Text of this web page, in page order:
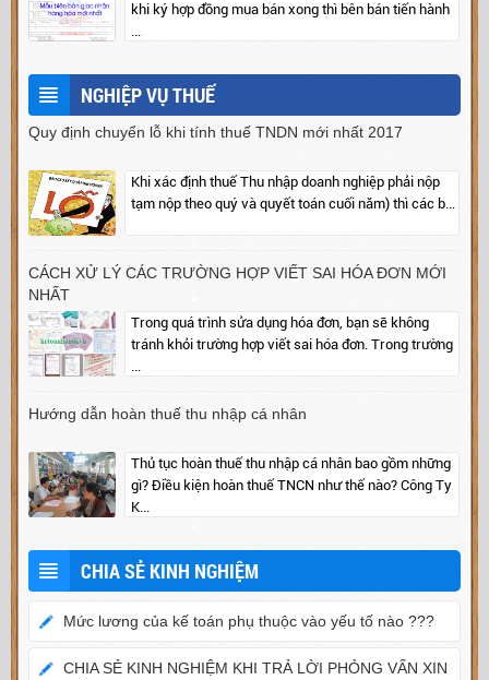
khi ký hợp đồng mua bán xong thì bên bán tiến hành
...
NGHIỆP VỤ THUẾ
Quy định chuyển lỗ khi tính thuế TNDN mới nhất 2017
Khi xác định thuế Thu nhập doanh nghiệp phải nộp
tạm nộp theo quý và quyết toán cuối năm) thì các b...
CÁCH XỬ LÝ CÁC TRƯỜNG HỢP VIẾT SAI HÓA ĐƠN MỚI
NHẤT
Trong quá trình sửa dụng hóa đơn, bạn sẽ không
tránh khỏi trường hợp viết sai hóa đơn. Trong trường
...
Hướng dẫn hoàn thuế thu nhập cá nhân
Thủ tục hoàn thuế thu nhập cá nhân bao gồm những
gì? Điều kiện hoàn thuế TNCN như thế nào? Công Ty
K...
CHIA SẺ KINH NGHIỆM
Mức lương của kế toán phụ thuộc vào yếu tố nào ???
CHIA SẺ KINH NGHIỆM KHI TRẢ LỜI PHỎNG VẤN XIN